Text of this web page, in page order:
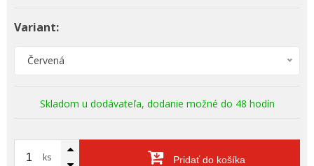
Variant:
Červená
Skladom u dodávateľa, dodanie možné do 48 hodín
ks Pridať do košíka